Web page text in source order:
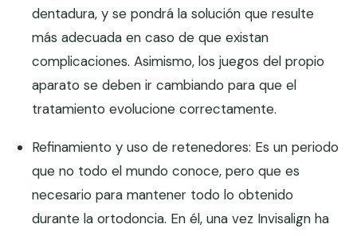
dentadura, y se pondrá la solución que resulte
más adecuada en caso de que existan
complicaciones. Asimismo, los juegos del propio
aparato se deben ir cambiando para que el
tratamiento evolucione correctamente.
Refinamiento y uso de retenedores: Es un periodo
que no todo el mundo conoce, pero que es
necesario para mantener todo lo obtenido
durante la ortodoncia. En él, una vez Invisalign ha